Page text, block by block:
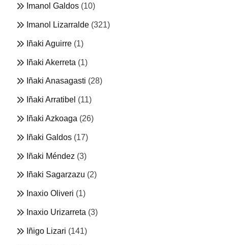
Imanol Galdos (10)
Imanol Lizarralde (321)
Iñaki Aguirre (1)
Iñaki Akerreta (1)
Iñaki Anasagasti (28)
Iñaki Arratibel (11)
Iñaki Azkoaga (26)
Iñaki Galdos (17)
Iñaki Méndez (3)
Iñaki Sagarzazu (2)
Inaxio Oliveri (1)
Inaxio Urizarreta (3)
Iñigo Lizari (141)